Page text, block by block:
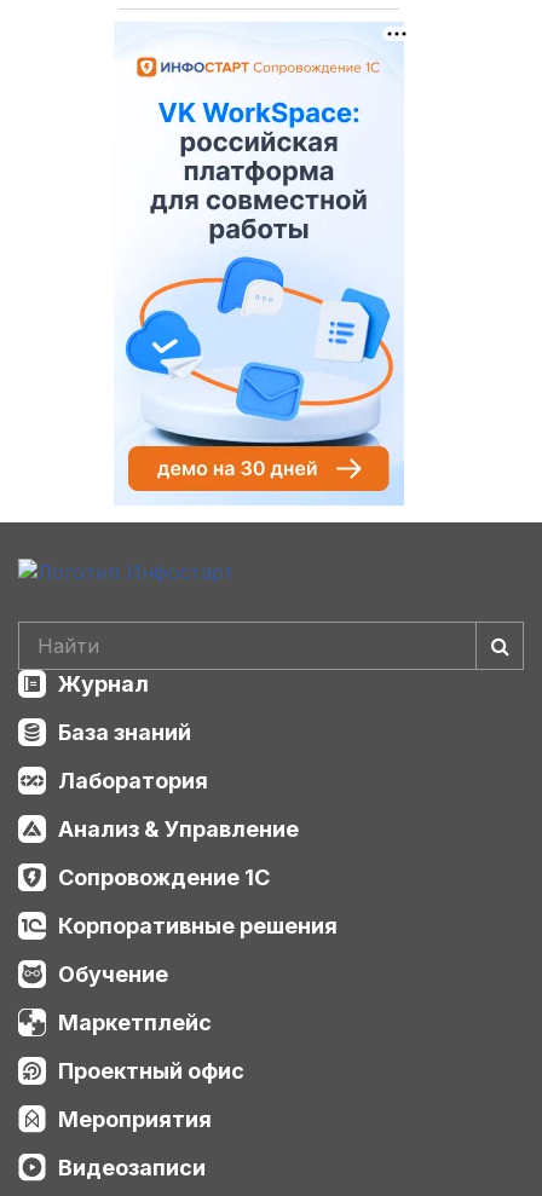
Журнал
База знаний
Лаборатория
Анализ & Управление
Сопровождение 1С
Корпоративные решения
Обучение
Маркетплейс
Проектный офис
Мероприятия
Видеозаписи